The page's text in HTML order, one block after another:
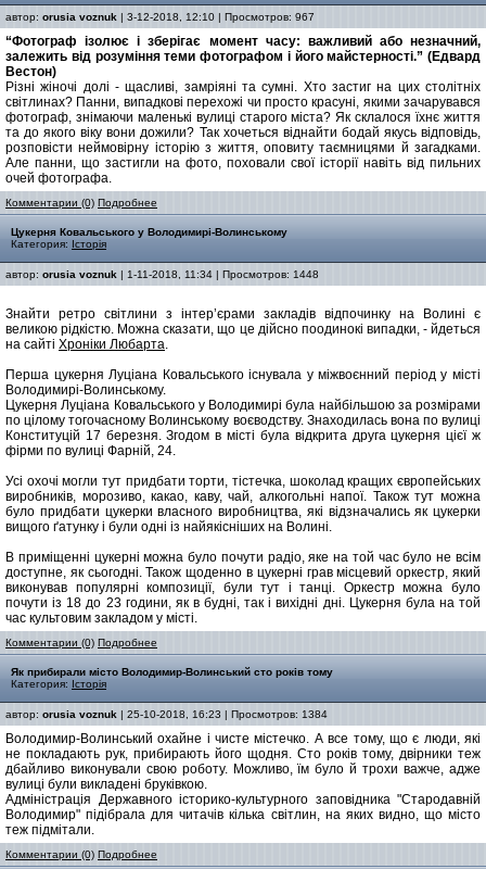
автор: orusia voznuk | 3-12-2018, 12:10 | Просмотров: 967
“Фотограф ізолює і зберігає момент часу: важливий або незначний,
залежить від розуміння теми фотографом і його майстерності.” (Едвард
Вестон)
Різні жіночі долі - щасливі, замріяні та сумні. Хто застиг на цих столітніх
світлинах? Панни, випадкові перехожі чи просто красуні, якими зачарувався
фотограф, знімаючи маленькі вулиці старого міста? Як склалося їхнє життя
та до якого віку вони дожили? Так хочеться віднайти бодай якусь відповідь,
розповісти неймовірну історію з життя, оповиту таємницями й загадками.
Але панни, що застигли на фото, поховали свої історії навіть від пильних
очей фотографа.
Комментарии (0) Подробнее
Цукерня Ковальського у Володимирі-Волинському
Категория: Історія
автор: orusia voznuk | 1-11-2018, 11:34 | Просмотров: 1448
Знайти ретро світлини з інтер’єрами закладів відпочинку на Волині є
великою рідкістю. Можна сказати, що це дійсно поодинокі випадки, - йдеться
на сайті Хроніки Любарта.
Перша цукерня Луціана Ковальського існувала у міжвоєнний період у місті
Володимирі-Волинському.
Цукерня Луціана Ковальського у Володимирі була найбільшою за розмірами
по цілому тогочасному Волинському воєводству. Знаходилась вона по вулиці
Конституцій 17 березня. Згодом в місті була відкрита друга цукерня цієї ж
фірми по вулиці Фарній, 24.
Усі охочі могли тут придбати торти, тістечка, шоколад кращих європейських
виробників, морозиво, какао, каву, чай, алкогольні напої. Також тут можна
було придбати цукерки власного виробництва, які відзначались як цукерки
вищого ґатунку і були одні із найякісніших на Волині.
В приміщенні цукерні можна було почути радіо, яке на той час було не всім
доступне, як сьогодні. Також щоденно в цукерні грав місцевий оркестр, який
виконував популярні композиції, були тут і танці. Оркестр можна було
почути із 18 до 23 години, як в будні, так і вихідні дні. Цукерня була на той
час культовим закладом у місті.
Комментарии (0) Подробнее
Як прибирали місто Володимир-Волинський сто років тому
Категория: Історія
автор: orusia voznuk | 25-10-2018, 16:23 | Просмотров: 1384
Володимир-Волинський охайне і чисте містечко. А все тому, що є люди, які
не покладають рук, прибирають його щодня. Сто років тому, двірники теж
дбайливо виконували свою роботу. Можливо, їм було й трохи важче, адже
вулиці були викладені бруківкою.
Адміністрація Державного історико-культурного заповідника "Стародавній
Володимир" підібрала для читачів кілька світлин, на яких видно, що місто
теж підмітали.
Комментарии (0) Подробнее